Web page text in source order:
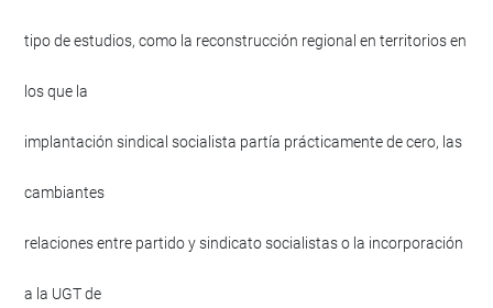
tipo de estudios, como la reconstrucción regional en territorios en
los que la
implantación sindical socialista partía prácticamente de cero, las
cambiantes
relaciones entre partido y sindicato socialistas o la incorporación
a la UGT de